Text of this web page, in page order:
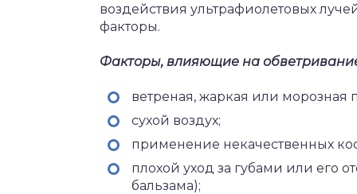
воздействия ультрафиолетовых
факторы.
Факторы, влияющие на
ветреная, жаркая или морозная
сухой воздух;
применение некачественных
плохой уход за губами или его
бальзама);